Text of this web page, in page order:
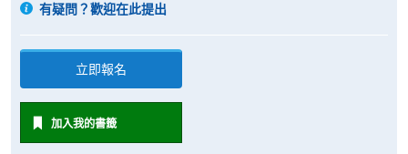
有疑問？歡迎在此提出
立即報名
加入我的書籤